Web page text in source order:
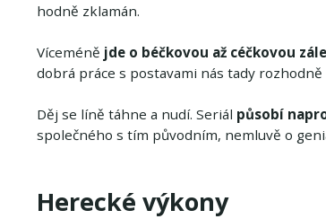
hodně zklamán.
Víceméně jde o béčkovou až céčkovou
dobrá práce s postavami nás tady rozhodně
Děj se líně táhne a nudí. Seriál působí
společného s tím původním, nemluvě o
Herecké výkony